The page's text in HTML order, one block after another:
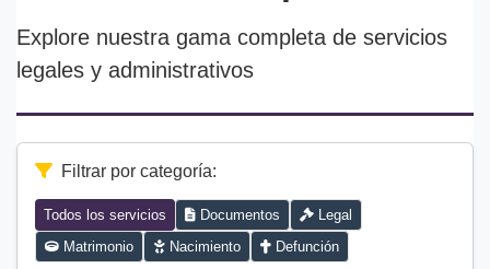
Explore nuestra gama completa de servicios
legales y administrativos
Filtrar por categoría:
Todos los servicios Documentos
Legal
Matrimonio
Nacimiento Defunción